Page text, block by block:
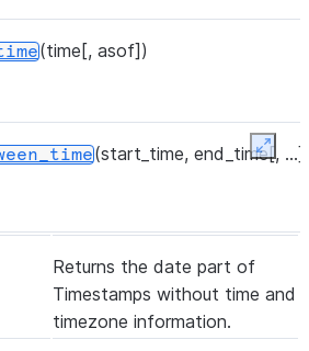
(time[, asof])
(start_time, end_time[,
axis])Returns the date part of
Timestamps without time and
timezone information.